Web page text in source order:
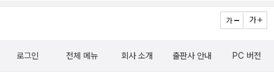
서 발견하는 것들의 소중함을 일깨우는 글이었다. #양식당오가
화국 #에세이
하고, 조금은 기분이 차분해지는 날씨이기도 한 것 같아요. 날씨
가 기분에 그렇게 영향을 줄까, 하고 생각했던 날도 있었지만, 환
온인 계절에는 별일 아니어도 이렇게 좋은 날에 기분이 나쁠 수
로그인 전체 메뉴 회사 소개 출판사 안내 PC 버전